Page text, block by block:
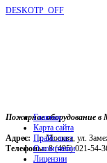
DESKOTP_OFF
Пожарное оборудование в
Адрес: г. Москва, ул.
Телефоны:8 (495) 021-54-
Главная
Карта сайта
Прайс-лист
О компании
Лицензии